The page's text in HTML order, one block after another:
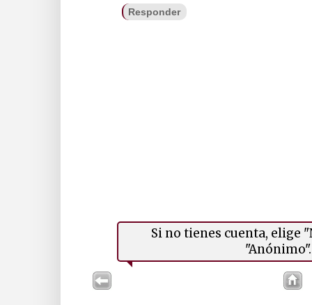
Responder
Si no tienes cuenta, elige
"Anónimo".